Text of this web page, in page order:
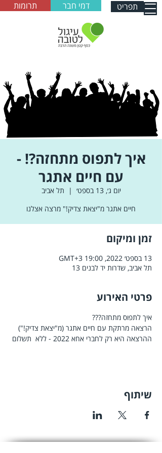
תרומות דמי חבר תפריט
איך לתפוס מתחזה?! -
עם חיים אתגר
יום ג׳, 13 בספט׳
  |
תל אביב
חיים אתגר מ"יצאת צדיק!" מרצה אצלנו
זמן ומיקום
13 בספט׳ 2022, 19:00 GMT‎+3‎
תל אביב, שדרות יד לבנים 13
פרטי האירוע
איך לתפוס מתחזה???
הרצאה מרתקת עם חיים אתגר (מ"יצאת צדיק!")
ההרצאה היא רק לחברי אחא 2022 - ללא  תשלום
שיתוף